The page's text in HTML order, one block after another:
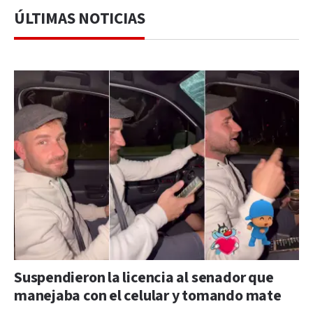
ÚLTIMAS NOTICIAS
Suspendieron la licencia al senador que
manejaba con el celular y tomando mate